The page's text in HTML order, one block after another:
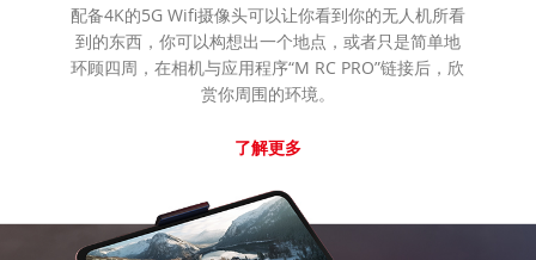
配备4K的5G Wifi摄像头可以让你看到你的无人机所看
到的东西，你可以构想出一个地点，或者只是简单地
环顾四周，在相机与应用程序“M RC PRO”链接后，欣
赏你周围的环境。
了解更多